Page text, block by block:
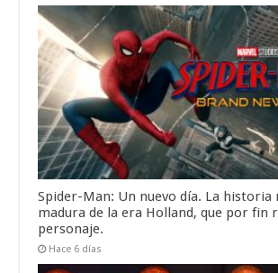
Spider-Man: Un nuevo día. La historia
madura de la era Holland, que por fin
personaje.
Hace 6 días